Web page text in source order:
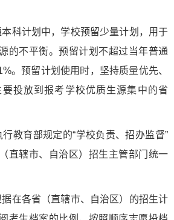
科计划中，学校预留少量计划，用于
的不平衡。预留计划不超过当年普通
。预留计划使用时，坚持质量优先、
投放到报考学校优质生源集中的省
教育部规定的“学校负责、招办监督”
直辖市、自治区）招生主管部门统一
在各省（直辖市、自治区）的招生计